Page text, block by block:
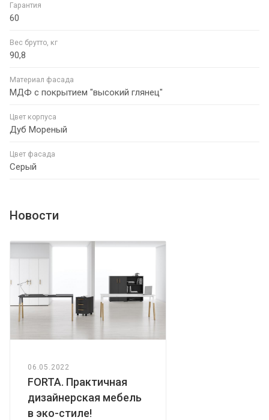
Гарантия
60
Вес брутто, кг
90,8
Материал фасада
МДФ с покрытием "высокий глянец"
Цвет корпуса
Дуб Мореный
Цвет фасада
Серый
Новости
06.05.2022
FORTA. Практичная
дизайнерская мебель
в эко-стиле!